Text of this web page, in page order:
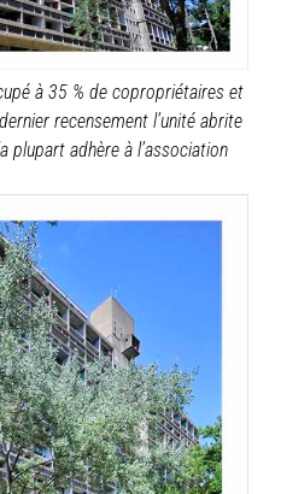
à 35 % de copropriétaires et
recensement l’unité abrite
plupart adhère à l’association